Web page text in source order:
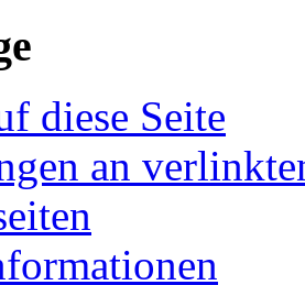
diese Seite
an